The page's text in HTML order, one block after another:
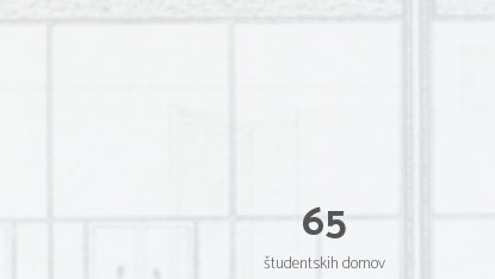
65
študentskih domov